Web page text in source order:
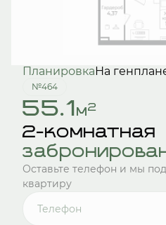
ПланировкаНа
№464
55.1 м2
2-комнатная
Оставьте телефон и мы
квартиру